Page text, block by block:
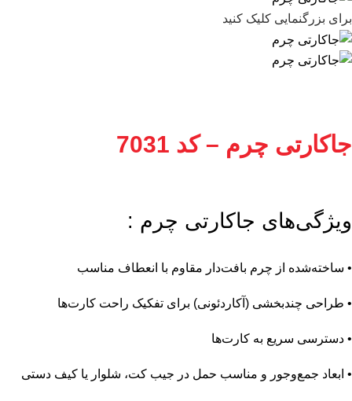
برای بزرگنمایی کلیک کنید
جاکارتی چرم – کد 7031
ویژگی‌های جاکارتی چرم :
• ساخته‌شده از چرم بافت‌دار مقاوم با انعطاف مناسب
• طراحی چندبخشی (آکاردئونی) برای تفکیک راحت کارت‌ها
• دسترسی سریع به کارت‌ها
• ابعاد جمع‌وجور و مناسب حمل در جیب کت، شلوار یا کیف دستی